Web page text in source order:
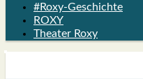
#Roxy-Geschichte
ROXY
Theater Roxy